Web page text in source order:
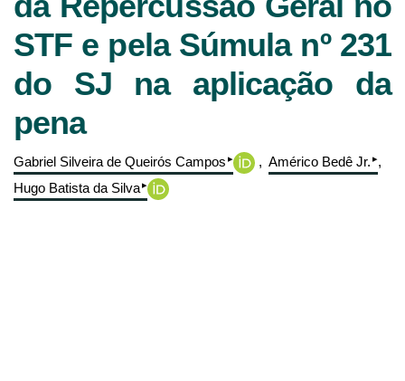
STF e pela Súmula nº 231
do SJ na aplicação da
pena
Gabriel Silveira de Queirós Campos ▸ Américo Bedê Jr. ▸
Hugo Batista da Silva▸